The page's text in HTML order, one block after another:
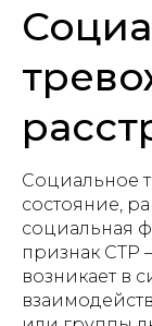
Социальное
состояние,
социальная
признак СТР
возникает в